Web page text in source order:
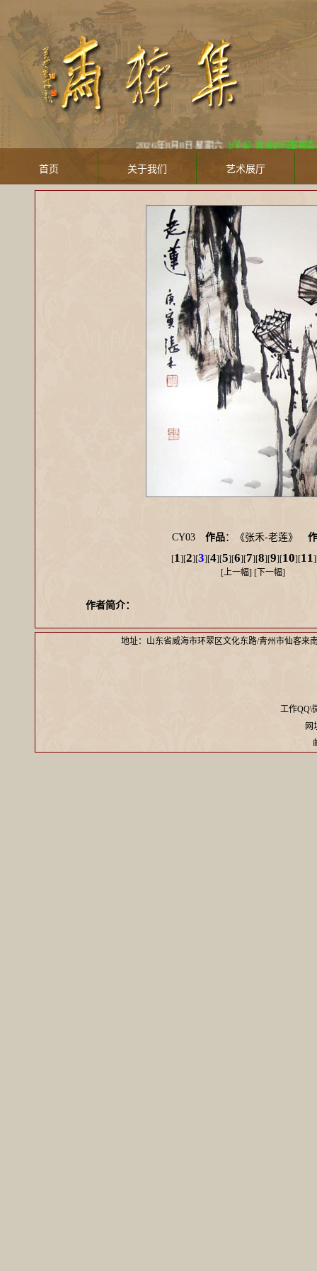
2026年8月8日 星期六 上午好! 欢迎访问集粹斋美
首页 关于我们 艺术展厅
CY03 作品：《张禾-老莲》
[1][2][3][4][5][6][7][8][9][10][11
[上一幅] [ 下一幅]
作者简介：
地址：山东省威海市环翠区文化东路/青州市仙客来
工作QQ\
网